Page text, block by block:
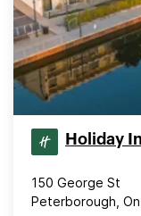
Holiday
150 George St
Peterborough,